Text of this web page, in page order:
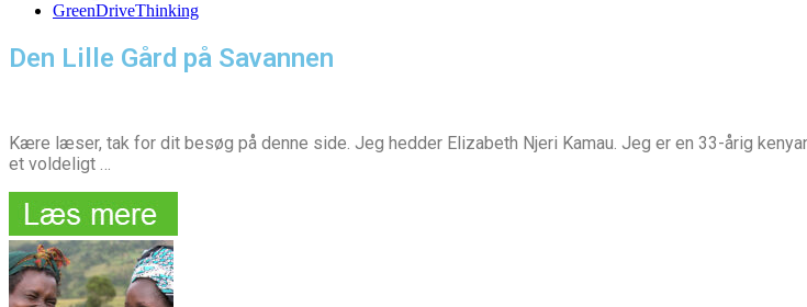
GreenDriveThinking
Den Lille Gård på Savannen
Kære læser, tak for dit besøg på denne side. Jeg hedder Elizabeth Njeri Kamau. Jeg er en 33-årig
et voldeligt …